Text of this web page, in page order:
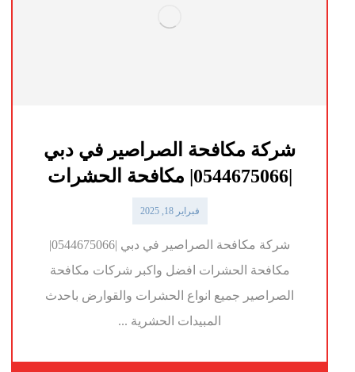
شركة مكافحة الصراصير في دبي
|0544675066| مكافحة الحشرات
فبراير 18, 2025
شركة مكافحة الصراصير في دبي |0544675066|
مكافحة الحشرات افضل واكبر شركات مكافحة
الصراصير جميع انواع الحشرات والقوارض باحدث
المبيدات الحشرية ...